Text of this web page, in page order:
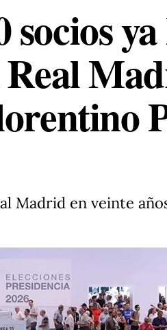
socios
Real
Madrid en veinte